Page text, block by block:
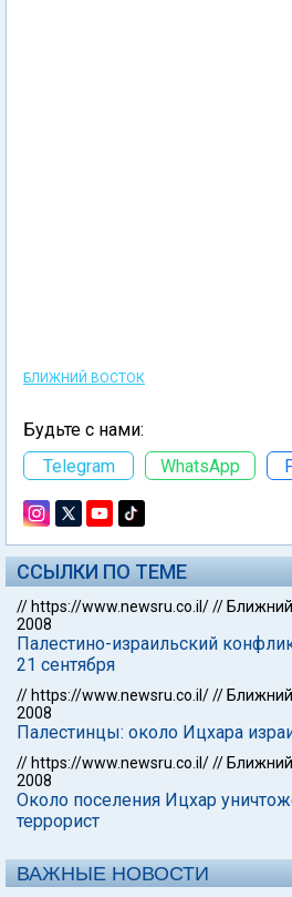
БЛИЖНИЙ ВОСТОК
Будьте с нами:
Telegram
WhatsApp
ССЫЛКИ ПО ТЕМЕ
// https://www.newsru.co.il///
2008
Палестино-израильский
21 сентября
// https://www.newsru.co.il///
2008
Палестинцы: около Ицхара
// https://www.newsru.co.il///
2008
Около поселения Ицхар
террорист
ВАЖНЫЕ НОВОСТИ